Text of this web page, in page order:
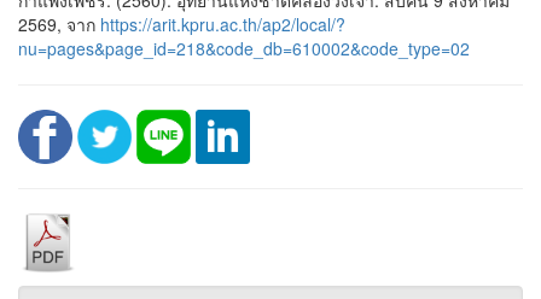
2569, จาก https://arit.kpru.ac.th/ap2/local/?
nu=pages&page_id=218&code_db=610002&code_type=02